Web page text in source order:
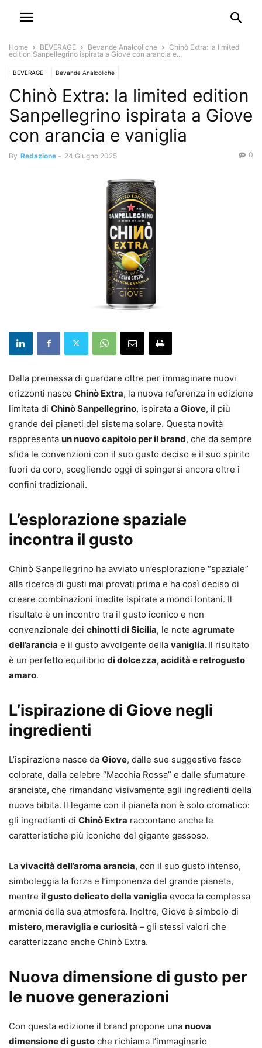
Home BEVERAGE Bevande Analcoliche
Chinò Extra: la limited
edition Sanpellegrino ispirata a Giove con arancia e...
BEVERAGE Bevande Analcoliche
Chinò Extra: la limited edition
Sanpellegrino ispirata a Giove
con arancia e vaniglia
By Redazione - 24 Giugno 2025 0
Dalla premessa di guardare oltre per immaginare nuovi
orizzonti nasce Chinò Extra, la nuova referenza in edizione
limitata di Chinò Sanpellegrino, ispirata a Giove, il più
grande dei pianeti del sistema solare. Questa novità
rappresenta un nuovo capitolo per il brand, che da sempre
sfida le convenzioni con il suo gusto deciso e il suo spirito
fuori da coro, scegliendo oggi di spingersi ancora oltre i
confini tradizionali.
L’esplorazione spaziale
incontra il gusto
Chinò Sanpellegrino ha avviato un’esplorazione “spaziale”
alla ricerca di gusti mai provati prima e ha così deciso di
creare combinazioni inedite ispirate a mondi lontani. Il
risultato è un incontro tra il gusto iconico e non
convenzionale dei chinotti di Sicilia, le note agrumate
dell’arancia e il gusto avvolgente della vaniglia.Il risultato
è un perfetto equilibrio di dolcezza, acidità e retrogusto
amaro.
L’ispirazione di Giove negli
ingredienti
L’ispirazione nasce da Giove, dalle sue suggestive fasce
colorate, dalla celebre “Macchia Rossa” e dalle sfumature
aranciate, che rimandano visivamente agli ingredienti della
nuova bibita. Il legame con il pianeta non è solo cromatico:
gli ingredienti di Chinò Extra raccontano anche le
caratteristiche più iconiche del gigante gassoso.
La vivacità dell’aroma arancia, con il suo gusto intenso,
simboleggia la forza e l’imponenza del grande pianeta,
mentre il gusto delicato della vaniglia evoca la complessa
armonia della sua atmosfera. Inoltre, Giove è simbolo di
mistero, meraviglia e curiosità – gli stessi valori che
caratterizzano anche Chinò Extra.
Nuova dimensione di gusto per
le nuove generazioni
Con questa edizione il brand propone una nuova
dimensione di gusto che richiama l’immaginario